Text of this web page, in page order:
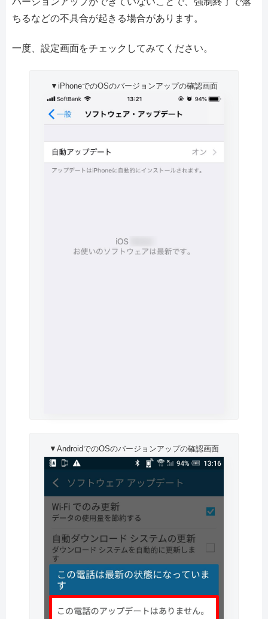
ちるなどの不具合が起きる場合があります。
一度、設定画面をチェックしてみてください。
▼iPhoneでのOSのバージョンアップの確認画面
▼AndroidでのOSのバージョンアップの確認画面